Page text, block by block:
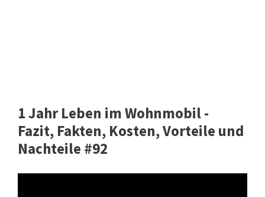
1 Jahr Leben im Wohnmobil -
Fazit, Fakten, Kosten, Vorteile und
Nachteile #92